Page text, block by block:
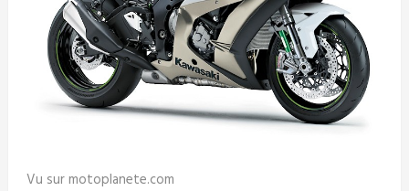
Vu sur motoplanete.com